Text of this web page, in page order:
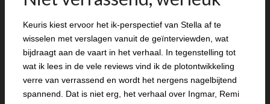
Keuris kiest ervoor het ik-perspectief van Stella af te
wisselen met verslagen vanuit de geïnterviewden, wat
bijdraagt aan de vaart in het verhaal. In tegenstelling tot
wat ik lees in de vele reviews vind ik de plotontwikkeling
verre van verrassend en wordt het nergens nagelbijtend
spannend. Dat is niet erg, het verhaal over Ingmar, Remi